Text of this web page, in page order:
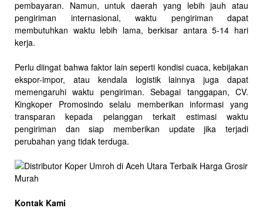
pembayaran. Namun, untuk daerah yang lebih jauh atau
pengiriman internasional, waktu pengiriman dapat
membutuhkan waktu lebih lama, berkisar antara 5-14 hari
kerja.
Perlu diingat bahwa faktor lain seperti kondisi cuaca, kebijakan
ekspor-impor, atau kendala logistik lainnya juga dapat
memengaruhi waktu pengiriman. Sebagai tanggapan, CV.
Kingkoper Promosindo selalu memberikan informasi yang
transparan kepada pelanggan terkait estimasi waktu
pengiriman dan siap memberikan update jika terjadi
perubahan yang tidak terduga.
Kontak Kami